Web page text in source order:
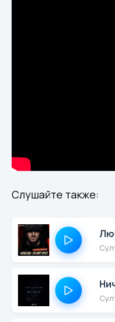
Слушайте также: